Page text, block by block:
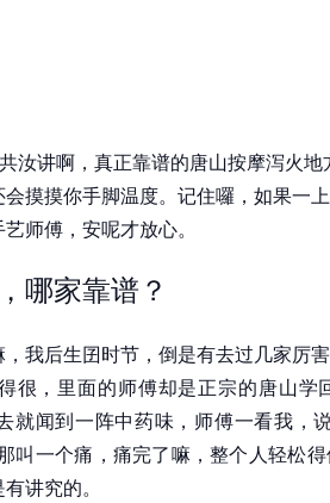
共汝讲啊，真正靠谱的唐山按摩泻火
摸摸你手脚温度。记住囉，如果一
师傅，安呢才放心。
哪家靠谱？
我后生囝时节，倒是有去过几家厉
很，里面的师傅却是正宗的唐山学
就闻到一阵中药味，师傅一看我，
叫一个痛，痛完了嘛，整个人轻松
讲究的。